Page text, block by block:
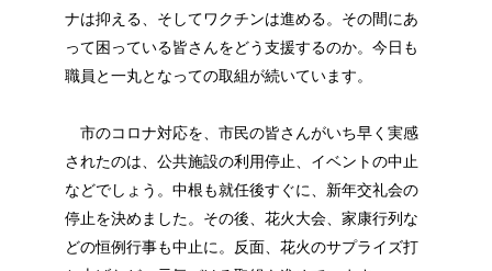
ナは抑える、そしてワクチンは進める。その間にあ
って困っている皆さんをどう支援するのか。今日も
職員と一丸となっての取組が続いています。
市のコロナ対応を、市民の皆さんがいち早く実感
されたのは、公共施設の利用停止、イベントの中止
などでしょう。中根も就任後すぐに、新年交礼会の
停止を決めました。その後、花火大会、家康行列な
どの恒例行事も中止に。反面、花火のサプライズ打